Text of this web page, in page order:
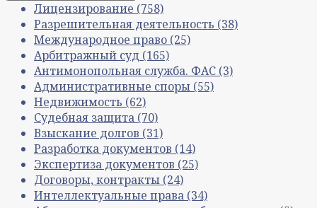
Лицензирование (758)
Разрешительная деятельность (38)
Международное право (25)
Арбитражный суд (165)
Антимонопольная служба. ФАС (3)
Административные споры (55)
Недвижимость (62)
Судебная защита (70)
Взыскание долгов (31)
Разработка документов (14)
Экспертиза документов (25)
Договоры, контракты (24)
Интеллектуальные права (34)